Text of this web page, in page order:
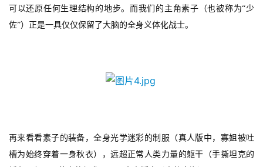
首
可以还原任何生理结构的地步。而我们的主角素子（也被称为“少
佐”）正是一具仅仅保留了大脑的全身义体化战士。
再来看看素子的装备，全身光学迷彩的制服（真人版中，寡姐被吐
槽为始终穿着一身秋衣），远超正常人类力量的躯干（手撕坦克的